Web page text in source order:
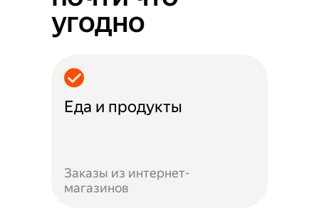
угодно
Еда и продукты
Заказы из интернет-
магазинов